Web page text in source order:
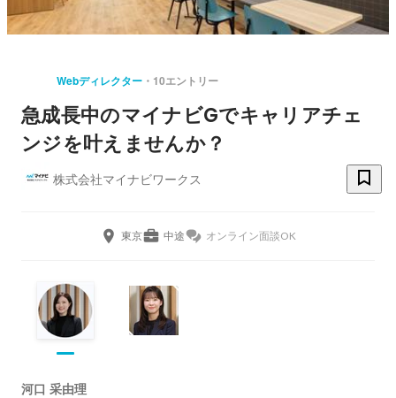
Webディレクター 10エントリー
急成長中のマイナビGでキャリアチェ
ンジを叶えませんか？
株式会社マイナビワークス
東京 中途 オンライン面談OK
河口 采由理